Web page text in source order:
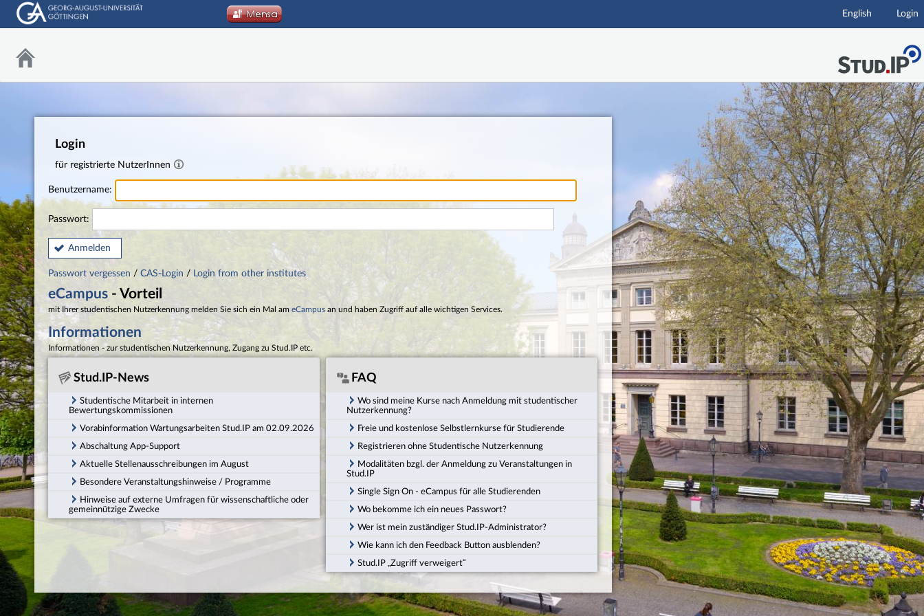
Hauptnavigation
English Login
Login
für registrierte NutzerInnen
Benutzername:
Passwort:
Anmelden
Passwort vergessen / CAS-Login / Login from other institutes
eCampus - Vorteil
mit Ihrer studentischen Nutzerkennung melden Sie sich ein Mal am eCampus an und haben Zugriff auf alle wichtigen Services.
Informationen
Informationen - zur studentischen Nutzerkennung, Zugang zu Stud.IP etc.
Stud.IP-News
Studentische Mitarbeit in internen
Bewertungskommissionen
Vorabinformation Wartungsarbeiten Stud.IP am 02.09.2026
Abschaltung App-Support
Aktuelle Stellenausschreibungen im August
Besondere Veranstaltungshinweise / Programme
Hinweise auf externe Umfragen für wissenschaftliche oder
gemeinnützige Zwecke
FAQ
Wo sind meine Kurse nach Anmeldung mit studentischer
Nutzerkennung?
Freie und kostenlose Selbstlernkurse für Studierende
Registrieren ohne Studentische Nutzerkennung
Modalitäten bzgl. der Anmeldung zu Veranstaltungen in
Stud.IP
Single Sign On - eCampus für alle Studierenden
Wo bekomme ich ein neues Passwort?
Wer ist mein zuständiger Stud.IP-Administrator?
Wie kann ich den Feedback Button ausblenden?
Stud.IP „Zugriff verweigert“